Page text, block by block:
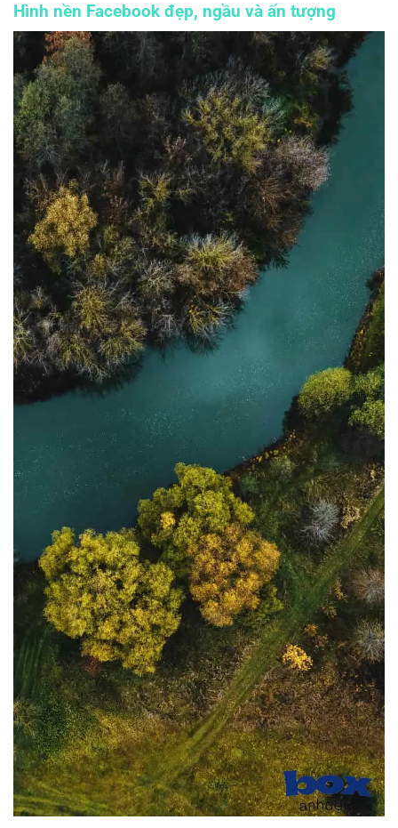
Hình nền Facebook đẹp, ngầu và ấn tượng